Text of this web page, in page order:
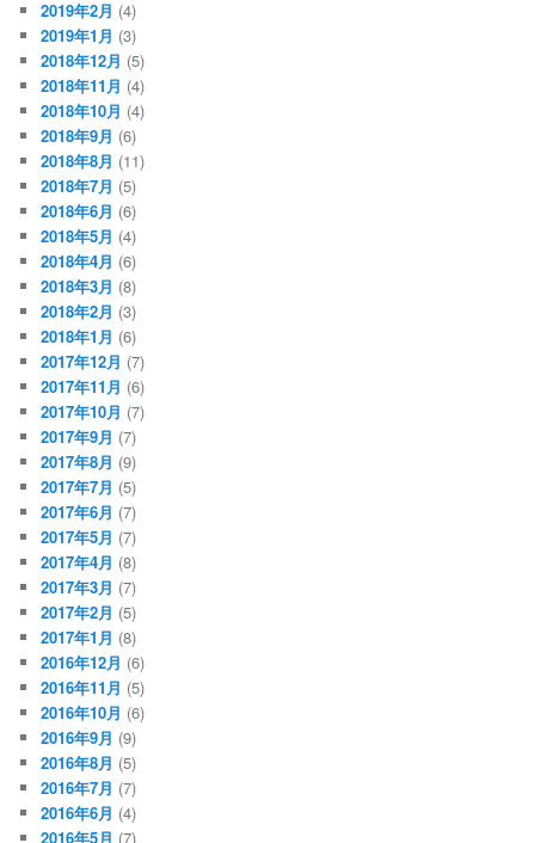
2019年2月 (4)
2019年1月 (3)
2018年12月 (5)
2018年11月 (4)
2018年10月 (4)
2018年9月 (6)
2018年8月 (11)
2018年7月 (5)
2018年6月 (6)
2018年5月 (4)
2018年4月 (6)
2018年3月 (8)
2018年2月 (3)
2018年1月 (6)
2017年12月 (7)
2017年11月 (6)
2017年10月 (7)
2017年9月 (7)
2017年8月 (9)
2017年7月 (5)
2017年6月 (7)
2017年5月 (7)
2017年4月 (8)
2017年3月 (7)
2017年2月 (5)
2017年1月 (8)
2016年12月 (6)
2016年11月 (5)
2016年10月 (6)
2016年9月 (9)
2016年8月 (5)
2016年7月 (7)
2016年6月 (4)
2016年5月 (7)